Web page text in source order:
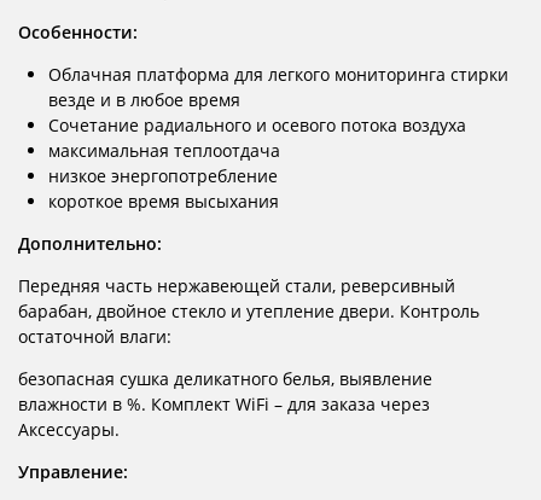
Особенности:
Облачная платформа для легкого мониторинга стирки
везде и в любое время
Сочетание радиального и осевого потока воздуха
максимальная теплоотдача
низкое энергопотребление
короткое время высыхания
Дополнительно:
Передняя часть нержавеющей стали, реверсивный
барабан, двойное стекло и утепление двери. Контроль
остаточной влаги:
безопасная сушка деликатного белья, выявление
влажности в %. Комплект WiFi – для заказа через
Аксессуары.
Управление: